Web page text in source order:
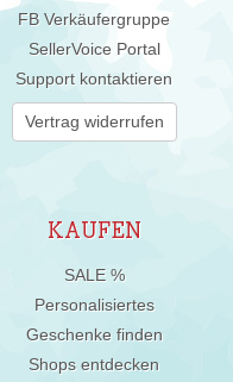
FB Verkäufergruppe
SellerVoice Portal
Support kontaktieren
Vertrag widerrufen
KAUFEN
SALE %
Personalisiertes
Geschenke finden
Shops entdecken